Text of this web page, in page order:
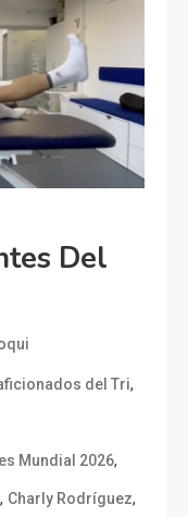
Del
del Tri,
Mundial 2026,
, Charly Rodríguez,